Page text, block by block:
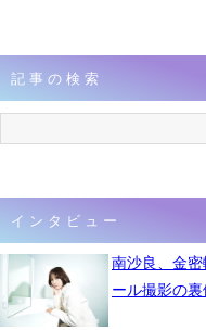
記事の検索
インタビュー
南沙良、金
ール撮影の裏